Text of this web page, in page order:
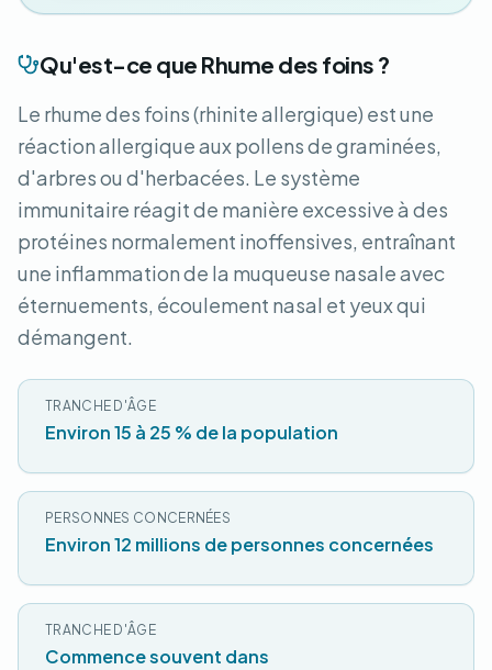
Qu'est-ce que Rhume des foins ?
Le rhume des foins (rhinite allergique) est une
réaction allergique aux pollens de graminées,
d'arbres ou d'herbacées. Le système
immunitaire réagit de manière excessive à des
protéines normalement inoffensives, entraînant
une inflammation de la muqueuse nasale avec
éternuements, écoulement nasal et yeux qui
démangent.
TRANCHE D'ÂGE
Environ 15 à 25 % de la population
PERSONNES CONCERNÉES
Environ 12 millions de personnes concernées
TRANCHE D'ÂGE
Commence souvent dans